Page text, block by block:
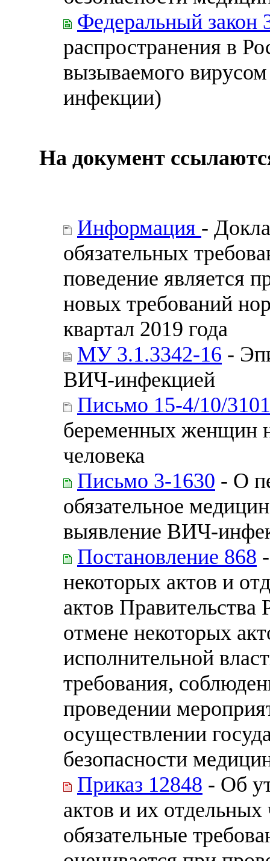
Федеральный закон
распространения в
вызываемого
инфекции)
На документ
Информация -
обязательных
поведение является
новых требований
квартал 2019 года
МУ 3.1.3342-16 -
ВИЧ-инфекцией
Письмо 15-4/10/
беременных женщин
человека
Письмо 3-1630 - О
обязательное
выявление ВИЧ-
Постановление 868
некоторых актов и
актов
отмене некоторых
исполнительной
требования,
проведении
осуществлении
безопасности
Приказ 12848 - Об
актов и их
обязательные